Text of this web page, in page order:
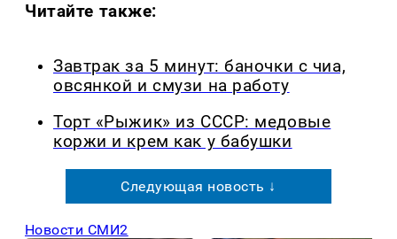
Читайте также:
Завтрак за 5 минут: баночки с чиа,
овсянкой и смузи на работу
Торт «Рыжик» из СССР: медовые
коржи и крем как у бабушки
Следующая новость ↓
Новости СМИ2